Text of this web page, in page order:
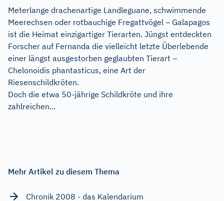
Meterlange drachenartige Landleguane, schwimmende
Meerechsen oder rotbauchige Fregattvögel – Galapagos
ist die Heimat einzigartiger Tierarten. Jüngst entdeckten
Forscher auf Fernanda die vielleicht letzte Überlebende
einer längst ausgestorben geglaubten Tierart –
Chelonoidis phantasticus, eine Art der
Riesenschildkröten.
Doch die etwa 50-jährige Schildkröte und ihre
zahlreichen...
Mehr Artikel zu diesem Thema
Chronik 2008 - das Kalendarium